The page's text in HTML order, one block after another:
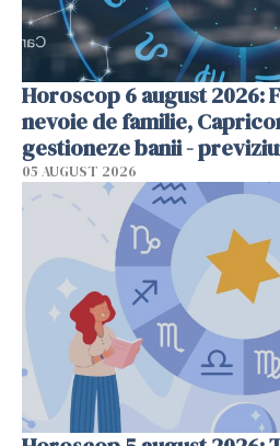
Horoscop 6 august 2026:
nevoie de familie,
gestioneze banii -
05 AUGUST 2026